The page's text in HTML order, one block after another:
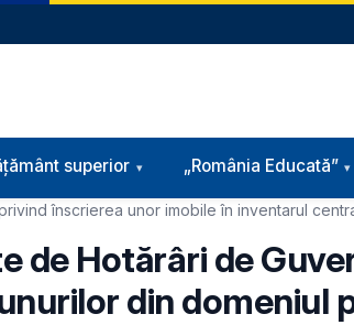
superior „România Educată”
înscrierea unor imobile în inventarul
de Hotărâri de
din domeniul